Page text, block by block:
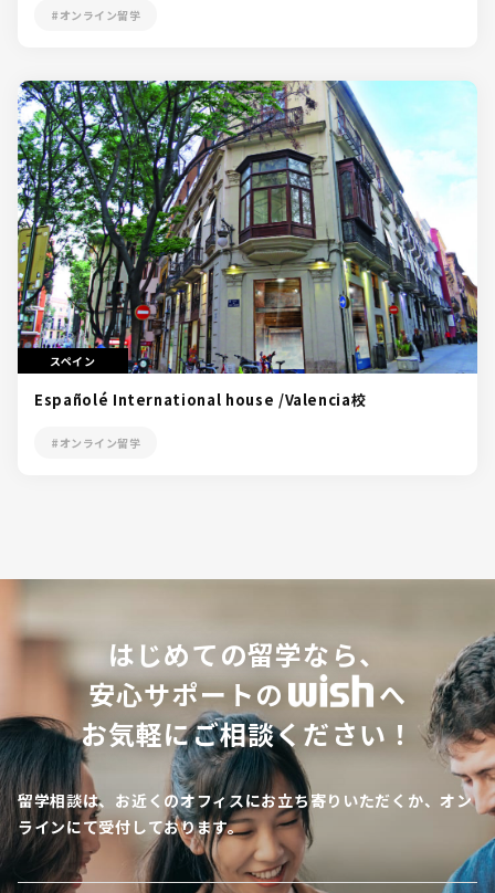
#オンライン留学
スペイン
Españolé International house /Valencia校
#オンライン留学
はじめての留学なら、
安心サポートの
へ
お気軽にご相談ください！
留学相談は、お近くのオフィスにお立ち寄りいただくか、オン
ラインにて受付しております。